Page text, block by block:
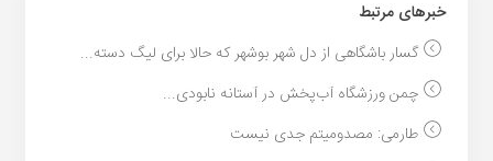
خبر‌های مرتبط
گسار باشگاهی از دل شهر بوشهر که حالا برای لیگ دسته...
چمن ورزشگاه آب‌پخش در آستانه نابودی...
طارمی: مصدومیتم جدی نیست